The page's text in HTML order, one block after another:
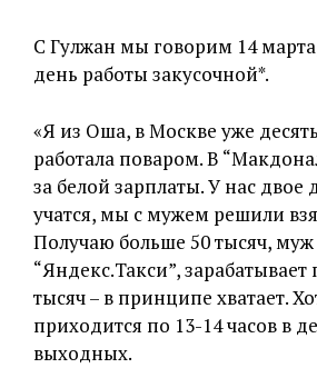
С Гулжан мы говорим 14
день работы закусочной*.
«Я из Оша, в Москве уже
работала поваром. В
за белой зарплаты. У нас двое
учатся, мы с мужем решили
Получаю больше 50 тысяч, муж
“Яндекс.Такси”,
тысяч – в принципе хватает.
приходится по 13-14 часов в
выходных.